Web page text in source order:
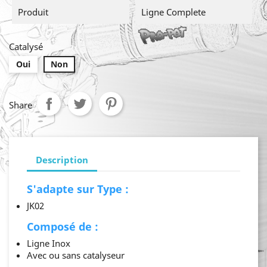
Produit Ligne Complete
Catalysé
Oui Non
Share
Description
S'adapte sur Type :
JK02
Composé de :
Ligne Inox
Avec ou sans catalyseur